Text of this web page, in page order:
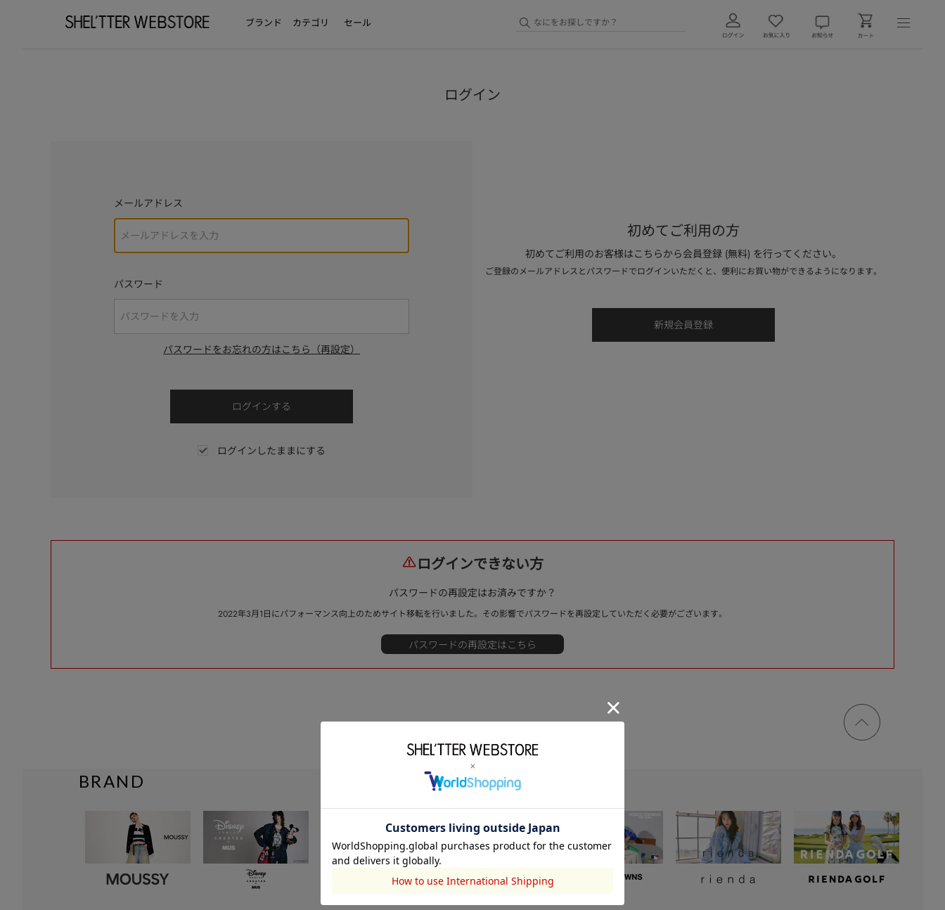
ブランド カテゴリ セール
ログイン
メールアドレス
パスワード
パスワードをお忘れの方はこちら（再設定）
ログインしたままにする
初めてご利用の方
初めてご利用のお客様はこちらから会員登録 (無料) を行ってください。
ご登録のメールアドレスとパスワードでログインいただくと、便利にお買い物ができるようになります。
ログインできない方
パスワードの再設定はお済みですか？
2022年3月1日にパフォーマンス向上のためサイト移転を行いました。その影響でパスワードを再設定していただく必要がございます。
ページ
トップ
BRAND